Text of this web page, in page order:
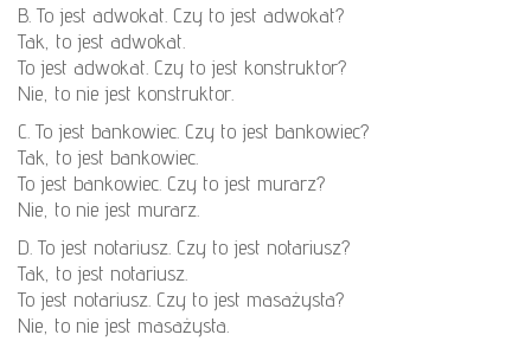
B. To jest adwokat. Czy to jest adwokat?
Tak, to jest adwokat.
To jest adwokat. Czy to jest konstruktor?
Nie, to nie jest konstruktor.
C. To jest bankowiec. Czy to jest bankowiec?
Tak, to jest bankowiec.
To jest bankowiec. Czy to jest murarz?
Nie, to nie jest murarz.
D. To jest notariusz. Czy to jest notariusz?
Tak, to jest notariusz.
To jest notariusz. Czy to jest masażysta?
Nie, to nie jest masażysta.